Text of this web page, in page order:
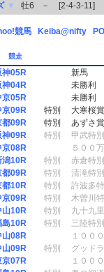
▼ 牡6 － [2-4-3-11]
競馬 Keiba@nifty
競走
神05R
新馬
神04R
未勝利
京05R
未勝利
京09R 特別
大寒桜賞
都09R 特別
あずさ賞
神09R 特別
甲武特別
京08R
５００
潟10R 特別
赤倉特別
都09R 特別
清滝特別
都10R 特別
許波多
京09R 特別
木曽川
山10R 特別
九十九
島10R 特別
三陸特別
山08R
１００
山09R 特別
グッド
京07R
１００